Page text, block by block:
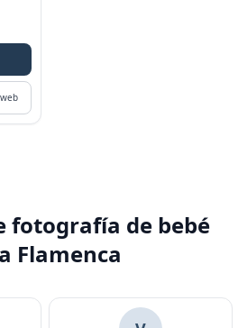
fotografía de bebé
Flamenca